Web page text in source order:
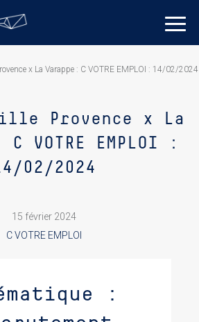
x La Varappe : C VOTRE EMPLOI : 14/02/2024
Provence x La
VOTRE EMPLOI :
02/2024
15 février 2024
C VOTRE EMPLOI
: